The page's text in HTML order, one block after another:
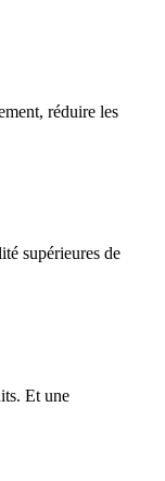
réduire les
supérieures de
Et une